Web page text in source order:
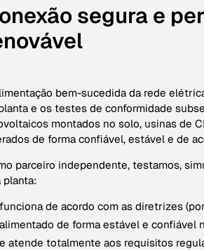
segura e
bem-sucedida da rede
e os testes de conformidade
montados no solo, usinas de
de forma confiável, estável e de
parceiro independente, testamos,
planta:
funciona de acordo com as diretrizes
alimentado de forma estável e confiável
e atende totalmente aos requisitos